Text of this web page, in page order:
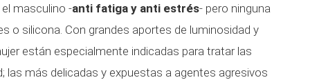
masculino -anti fatiga y anti estrés- pero ninguna
o silicona. Con grandes aportes de luminosidad y
están especialmente indicadas para tratar las
las más delicadas y expuestas a agentes agresivos